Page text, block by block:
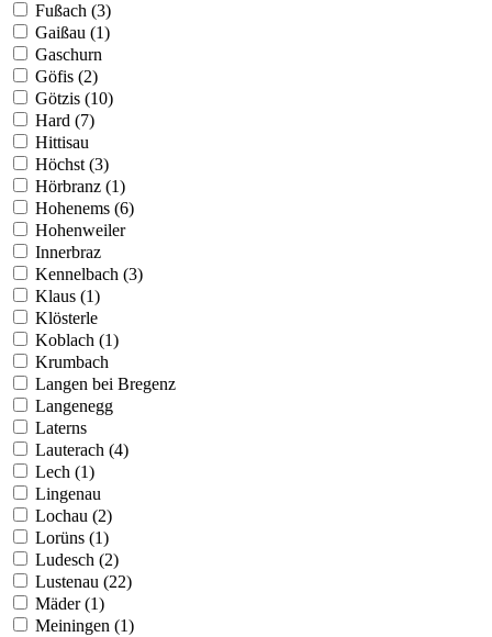
Fußach (3)
Gaißau (1)
Gaschurn
Göfis (2)
Götzis (10)
Hard (7)
Hittisau
Höchst (3)
Hörbranz (1)
Hohenems (6)
Hohenweiler
Innerbraz
Kennelbach (3)
Klaus (1)
Klösterle
Koblach (1)
Krumbach
Langen bei Bregenz
Langenegg
Laterns
Lauterach (4)
Lech (1)
Lingenau
Lochau (2)
Lorüns (1)
Ludesch (2)
Lustenau (22)
Mäder (1)
Meiningen (1)